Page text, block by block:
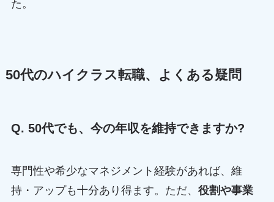
た。
50代のハイクラス転職、よくある疑問
Q. 50代でも、今の年収を維持できますか?
専門性や希少なマネジメント経験があれば、維
持・アップも十分あり得ます。ただ、 役割や事業